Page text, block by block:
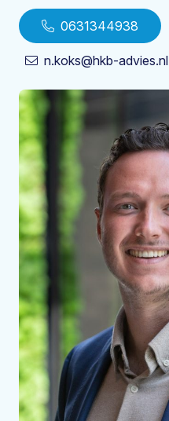
0631344938
n.koks@hkb-advies.nl